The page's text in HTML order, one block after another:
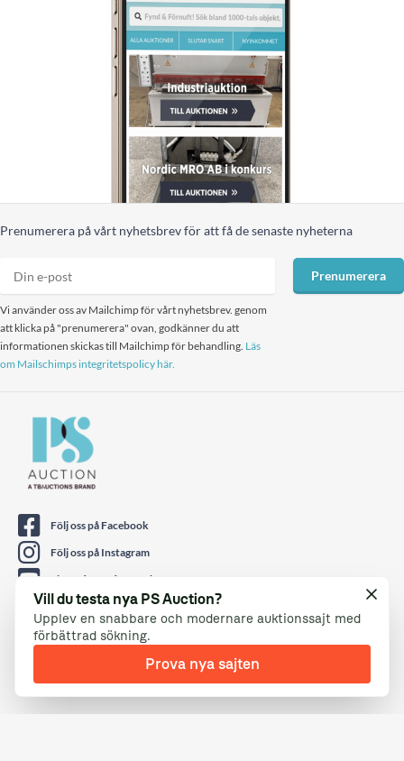
Prenumerera på vårt nyhetsbrev för att få de senaste nyheterna
Vi använder oss av Mailchimp för vårt nyhetsbrev. genom
att klicka på "prenumerera" ovan, godkänner du att
informationen skickas till Mailchimp för behandling. Läs
om Mailschimps integritetspolicy här.
Prenumerera
Vill du testa nya PS Auction?
Upplev en snabbare och modernare auktionssajt med
förbättrad sökning.
Prova nya sajten
Följ oss på Facebook
Följ oss på Instagram
Titta på oss på Youtube
Hitta oss på LinkedIn
Följ oss på Twitter